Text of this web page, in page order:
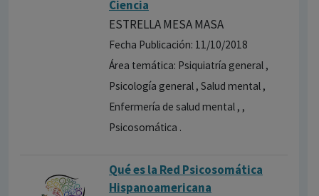
Ciencia
ESTRELLA MESA MASA
Fecha Publicación: 11/10/2018
Área temática: Psiquiatría general ,
Psicología general , Salud mental ,
Enfermería de salud mental , ,
Psicosomática .
Qué es la Red Psicosomática
Hispanoamericana